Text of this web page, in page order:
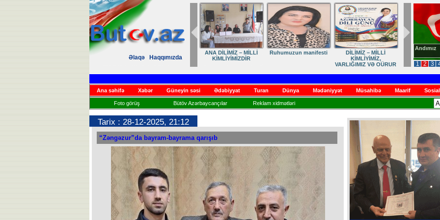
Əlaqə
Haqqımızda
1 2 3
Andımız
ANA DİLİMİZ – MİLLİ
KİMLİYİMİZDİR
Ruhumuzun manifesti
DİLİMİZ – MİLLİ
KİMLİYİMİZ,
VARLIĞIMIZ VƏ QÜRUR
Ana səhifə Xəbər Güneyin səsi Ədəbiyyat Turan Dünya Mədəniyyət Müsahibə Maarif
Foto görüş Bütöv Azərbaycançılar Reklam xidmətləri
Tarix : 28-12-2025, 21:12
“Zəngəzur”da bayram-bayrama qarışıb